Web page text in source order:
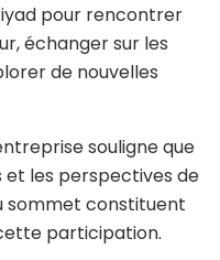
pour rencontrer
échanger sur les
de nouvelles
souligne que
et les perspectives de
sommet constituent
participation.